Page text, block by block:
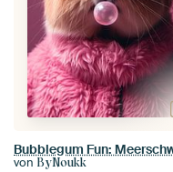
von ByNoukk